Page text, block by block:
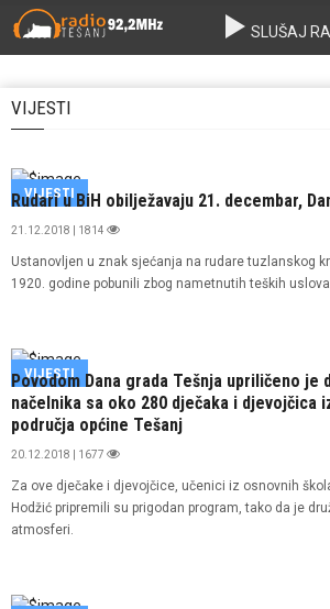
SLUŠAJ
VIJESTI
VIJESTI
Rudari u BiH obilježavaju 21. decembar,
21.12.2018 | 1814
Ustanovljen u znak sjećanja na rudare tuzlanskog
1920. godine pobunili zbog nametnutih teških
VIJESTI
Povodom Dana grada Tešnja upriličeno je
načelnika sa oko 280 dječaka i djevojčica
područja općine Tešanj
20.12.2018 | 1677
Za ove dječake i djevojčice, učenici iz osnovnih
Hodžić pripremili su prigodan program, tako da je
atmosferi.